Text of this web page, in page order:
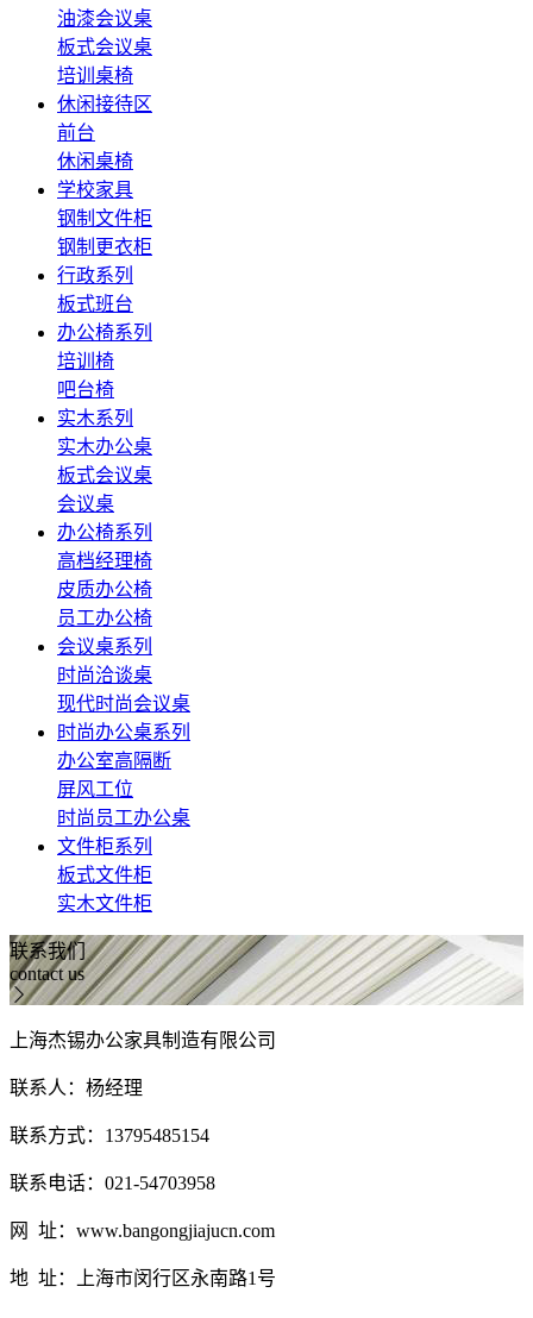
油漆会议桌
板式会议桌
培训桌椅
休闲接待区
前台
休闲桌椅
学校家具
钢制文件柜
钢制更衣柜
行政系列
板式班台
办公椅系列
培训椅
吧台椅
实木系列
实木办公桌
板式会议桌
会议桌
办公椅系列
高档经理椅
皮质办公椅
员工办公椅
会议桌系列
时尚洽谈桌
现代时尚会议桌
时尚办公桌系列
办公室高隔断
屏风工位
时尚员工办公桌
文件柜系列
板式文件柜
实木文件柜
联系我们
contact us
上海杰锡办公家具制造有限公司
联系人：杨经理
联系方式：13795485154
联系电话：021-54703958
网 址：www.bangongjiajucn.com
地 址：上海市闵行区永南路1号